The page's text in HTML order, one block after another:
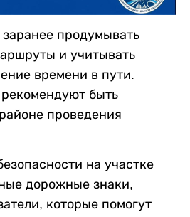
продумывать
и учитывать
времени в пути.
быть
проведения
на участке
дорожные знаки,
которые помогут